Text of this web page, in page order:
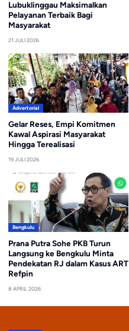
Lubuklinggau Maksimalkan
Pelayanan Terbaik Bagi
Masyarakat
21 JULI 2026
Advertorial
Gelar Reses, Empi Komitmen
Kawal Aspirasi Masyarakat
Hingga Terealisasi
19 JULI 2026
Bengkulu
Prana Putra Sohe PKB Turun
Langsung ke Bengkulu Minta
Pendekatan RJ dalam Kasus ART
Refpin
8 APRIL 2026